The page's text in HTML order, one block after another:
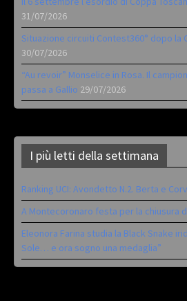
31/07/2026
Situazione circuiti Contest360° dopo la
30/07/2026
“Au revoir” Monselice in Rosa. Il
passa a Gallio 29/07/2026
I più letti della settimana
Ranking UCI: Avondetto N.2. Berta e
A Montecoronaro festa per la chiusura
Eleonora Farina studia la Black Snake
Sole… e ora sogno una medaglia”